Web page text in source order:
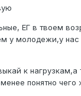
ЕГ в твоем
у молодежи,у
к
понятно чего